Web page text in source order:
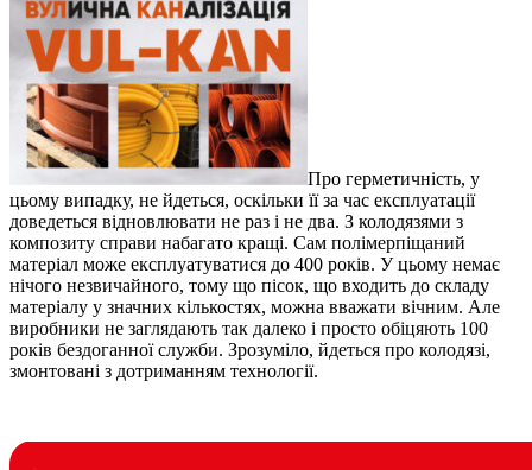
Про герметичність, у
цьому випадку, не йдеться, оскільки її за час експлуатації
доведеться відновлювати не раз і не два. З колодязями з
композиту справи набагато кращі. Сам полімерпіщаний
матеріал може експлуатуватися до 400 років. У цьому немає
нічого незвичайного, тому що пісок, що входить до складу
матеріалу у значних кількостях, можна вважати вічним. Але
виробники не заглядають так далеко і просто обіцяють 100
років бездоганної служби. Зрозуміло, йдеться про колодязі,
змонтовані з дотриманням технології.